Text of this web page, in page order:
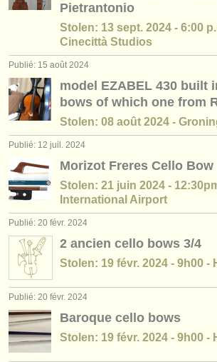
Pietrantonio
Stolen: 13 sept. 2024 - 6:00
Cinecittà Studios
Publié: 15 août 2024
model EZABEL 430 built
bows of which one from
Stolen: 08 août 2024 -
Publié: 12 juil. 2024
Morizot Freres Cello Bow
Stolen: 21 juin 2024 -
International Airport
Publié: 20 févr. 2024
2 ancien cello bows 3/4
Stolen: 19 févr. 2024 - 9h00 -
Publié: 20 févr. 2024
Baroque cello bows
Stolen: 19 févr. 2024 - 9h00 -